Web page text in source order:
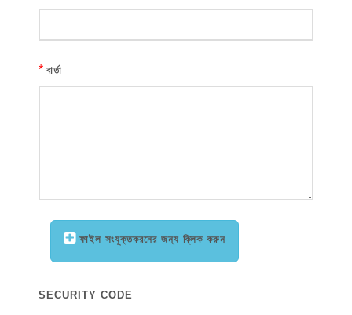
* বার্তা
ফাইল সংযুক্তকরনের জন্য ক্লিক করুন
SECURITY CODE